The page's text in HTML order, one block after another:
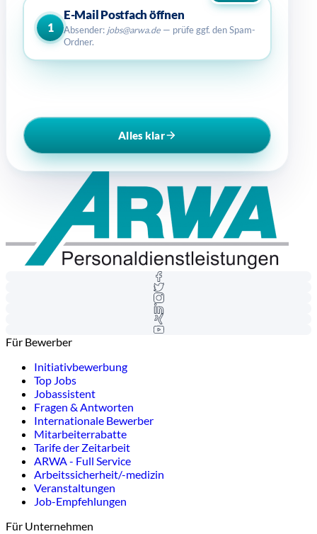
1
E-Mail Postfach öffnen
Absender: jobs@arwa.de — prüfe ggf. den Spam-
Ordner.
Alles klar
Für Bewerber
Initiativbewerbung
Top Jobs
Jobassistent
Fragen & Antworten
Internationale Bewerber
Mitarbeiterrabatte
Tarife der Zeitarbeit
ARWA - Full Service
Arbeitssicherheit/-medizin
Veranstaltungen
Job-Empfehlungen
Für Unternehmen